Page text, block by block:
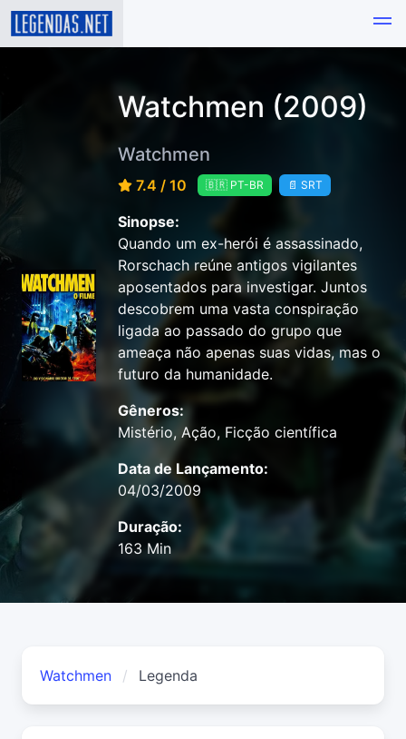
Watchmen (2009)
Watchmen
7.4 / 10 🇧🇷 PT-BR 📄 SRT
Sinopse:
Quando um ex-herói é assassinado,
Rorschach reúne antigos vigilantes
aposentados para investigar. Juntos
descobrem uma vasta conspiração
ligada ao passado do grupo que
ameaça não apenas suas vidas, mas o
futuro da humanidade.
Gêneros:
Mistério, Ação, Ficção científica
Data de Lançamento:
04/03/2009
Duração:
163 Min
Watchmen Legenda